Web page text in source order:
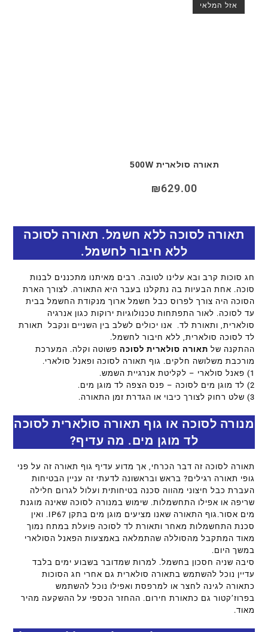
אזל המלאי
תאורה סולארית 500W
₪629.00
תאורה לסוכה ללא חשמל. תאורה לסוכה
ללא חיבור לחשמל.
חג סוכות קרב ובא עלינו לטובה. רבים מאיתנו מתכננים לבנות
סוכה. אחת הבעיות בה נתקלנו בעבר היא התאורה. לצורך הארת
הסוכה היה צורך לפרוס כבל חשמל ארוך מנקודת החשמל בבית
עד לסוכה. לאור התפתחות טכנולוגיות ירוקות כגון אנרגיה
סולארית, ותאורת לד. אנו יכולים לשלב בין השניים ונקבל תאורת
לד לסוכה סולארית, ללא חיבור לחשמל.
ההתקנה של תאורה סולארית לסוכה פשוטה וקלה. המערכת
מורכבת משלושה חלקים. גוף תאורה לסוכה ופאנל סולארי.
1) פאנל סולארי – לקליטת אנרגיית השמש.
2) לד מוגן מים לסוכה – פנס הצפה לד מוגן מים.
3) שלט רחוק לצורך כיבוי או הגדרת זמן התאורה.
מנורה לסוכה או גוף תאורה סולארית לסוכה
לד מוגן מים. מה עדיף?
תאורה לסוכה זה דבר הכרחי, אך מדוע עדיף גוף תאורה זה על פני
גופי תאורה רגילים? בראש ובראשונה לדעתי זה עניין הבטיחות
העברת כבל חיצוני מהווה סכנה בטיחותית ועלול לגרום חלילה
שריפה או אפילו התחשמלות. שימוש במנורה לסוכה שאינה מוגנת
מים אסור.גוף התאורה שאנו מציעים מוגן מים בתקן IP67. ואין
סכנת התחשמלות מאחר ותאורת לד לסוכה פועלת במתח נמוך
מאוד המתקבל מהסוללה שהתמלאה באמצעות הפאנל הסולארי
במשך היום.
סיבה שניה חסכון בחשמל. למרות שמדובר בשבוע ימים בלבד
עדיין נוכל להשתמש בתאורה סולארית גם אחרי חג הסוכות
כתאורה לגינה לחצר או למרפסת ואפילו נוכל להשתמש
בפרוז’קטור גם כתאורת חירום. ההחזר הכספי על ההשקעה מהיר
מאוד.